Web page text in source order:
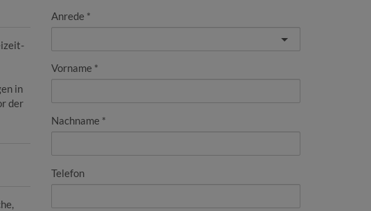
in
der
Anrede
Vorname
Nachname
Telefon